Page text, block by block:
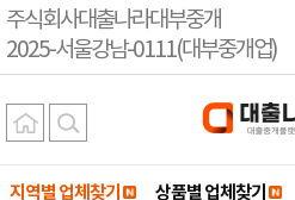
주식회사대출나라대부중개
2025-서울강남-0111(대부중개업)
지역별 업체찾기 상품별 업체찾기